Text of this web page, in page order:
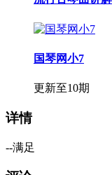
国琴网小7
更新至10期
详情
--满足